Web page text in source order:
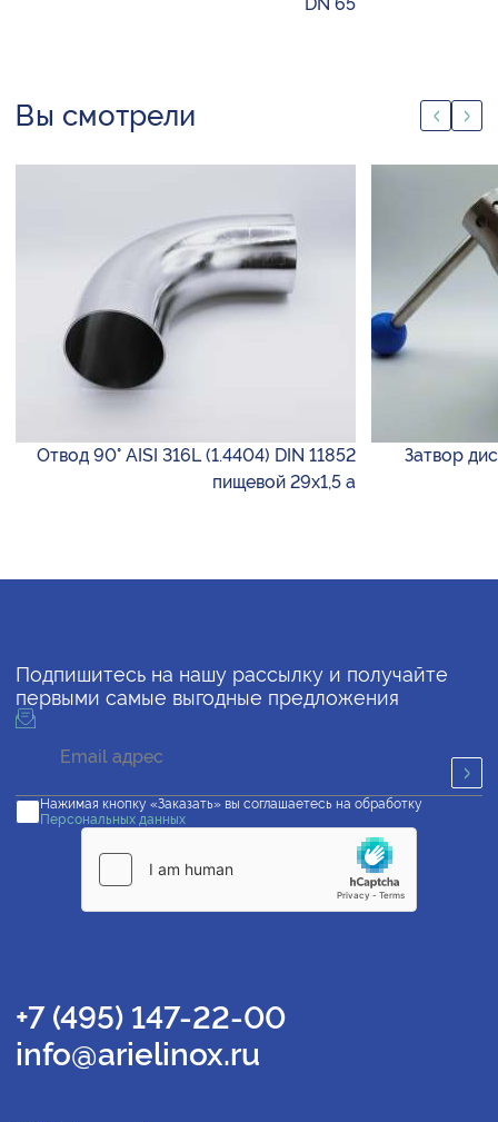
DN 65
Вы смотрели
Отвод 90° AISI 316L (1.4404) DIN 11852
пищевой 29х1,5 а
Затвор
Подпишитесь на нашу рассылку и получайте
первыми самые выгодные предложения
Нажимая кнопку «Заказать» вы соглашаетесь на обработку
Персональных данных
+7 (495) 147-22-00
info@arielinox.ru